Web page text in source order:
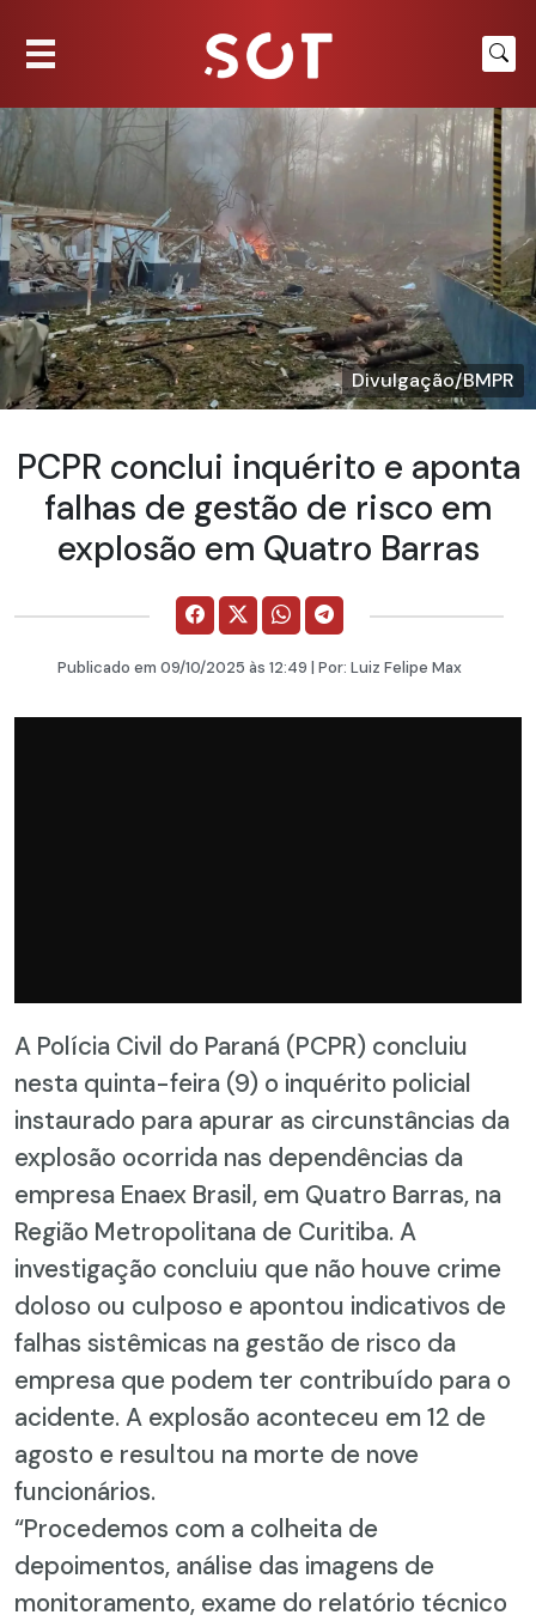
Divulgação/BMPR
PCPR conclui inquérito e aponta
falhas de gestão de risco em
explosão em Quatro Barras
Publicado em 09/10/2025 às 12:49 | Por: Luiz Felipe Max
A Polícia Civil do Paraná (PCPR) concluiu
nesta quinta-feira (9) o inquérito policial
instaurado para apurar as circunstâncias da
explosão ocorrida nas dependências da
empresa Enaex Brasil, em Quatro Barras, na
Região Metropolitana de Curitiba. A
investigação concluiu que não houve crime
doloso ou culposo e apontou indicativos de
falhas sistêmicas na gestão de risco da
empresa que podem ter contribuído para o
acidente. A explosão aconteceu em 12 de
agosto e resultou na morte de nove
funcionários.
“Procedemos com a colheita de
depoimentos, análise das imagens de
monitoramento, exame do relatório técnico